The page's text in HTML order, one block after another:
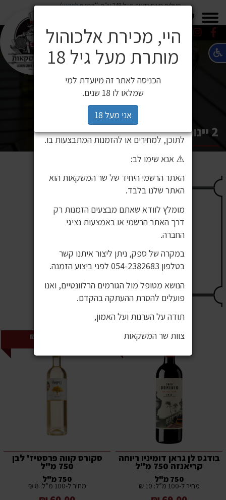
משלוח חינם בקניה מעל 249 ש"ח (*בכפוף לתקנון)
2 יינות ב 99 ₪
2 ב 119 ש"ח
בודגס לן גראן דומיניו ריוחה
קריאנזה 750 מ"ל
750 מ"ל
מחיר ל-100 מ”ל: 10 ₪
סקורס קווה פרסטיז' לבן
750 מ"ל
750 מ"ל
מחיר ל-100 מ”ל: 8 ₪
⚠️ הודעה חשובה ללקוחותינו
לאחרונה זיהינו כי גורם חיצוני העתיק את
בהם שימוש ללא אישור. מדובר באתר שאינו
שייך לחברת שר המשקאות, ואיננו אחראים
לתוכן, למחירים או להזמנות המתבצעות בו.
⚠️ אנא שימו לב:
האתר הרשמי היחיד של שר המשקאות הוא
האתר שלנו בלבד.
מומלץ לוודא שאתם מבצעים הזמנות רק
דרך האתר הרשמי או באמצעות נציגי
החברה.
במקרה של ספק, ניתן ליצור איתנו קשר
בטלפון 054-2382683 לפני ביצוע הזמנה.
הנושא מטופל מול הגורמים הרלוונטיים, ואנו
פועלים להסרת ההעתקה בהקדם.
תודה על הערנות ועל האמון,
צוות שר המשקאות
היי, מכירת אלכוהול
מותרת מעל גיל 18
הכניסה לאתר זה מיועדת למי
שמלאו לו 18 שנים.
אני מעל 18